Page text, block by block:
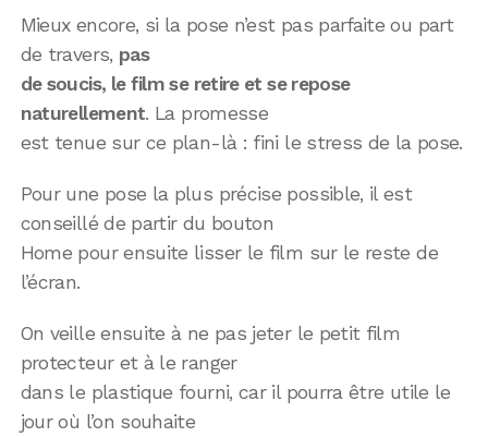
Mieux encore, si la pose n’est pas parfaite ou part
de travers, pas
de soucis, le film se retire et se repose
naturellement. La promesse
est tenue sur ce plan-là : fini le stress de la pose.
Pour une pose la plus précise possible, il est
conseillé de partir du bouton
Home pour ensuite lisser le film sur le reste de
l’écran.
On veille ensuite à ne pas jeter le petit film
protecteur et à le ranger
dans le plastique fourni, car il pourra être utile le
jour où l’on souhaite